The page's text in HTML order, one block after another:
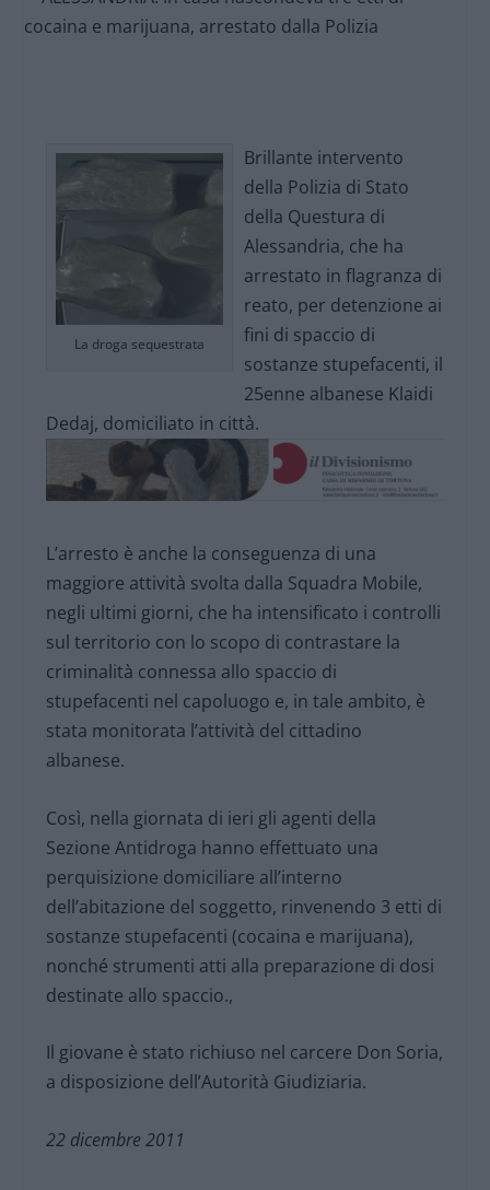
La droga sequestrata
Brillante intervento
della Polizia di Stato
della Questura di
Alessandria, che ha
arrestato in flagranza di
reato, per detenzione ai
fini di spaccio di
sostanze stupefacenti, il
25enne albanese Klaidi
Dedaj, domiciliato in città.
L’arresto è anche la conseguenza di una
maggiore attività svolta dalla Squadra Mobile,
negli ultimi giorni, che ha intensificato i controlli
sul territorio con lo scopo di contrastare la
criminalità connessa allo spaccio di
stupefacenti nel capoluogo e, in tale ambito, è
stata monitorata l’attività del cittadino
albanese.
Così, nella giornata di ieri gli agenti della
Sezione Antidroga hanno effettuato una
perquisizione domiciliare all’interno
dell’abitazione del soggetto, rinvenendo 3 etti di
sostanze stupefacenti (cocaina e marijuana),
nonché strumenti atti alla preparazione di dosi
destinate allo spaccio.,
Il giovane è stato richiuso nel carcere Don Soria,
a disposizione dell’Autorità Giudiziaria.
22 dicembre 2011